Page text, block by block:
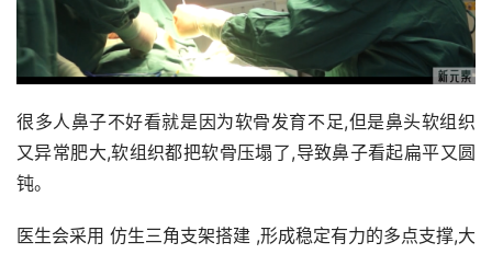
很多人鼻子不好看就是因为软骨发育不足,但是鼻头软组织
又异常肥大,软组织都把软骨压塌了,导致鼻子看起扁平又圆
钝。
医生会采用 仿生三角支架搭建 ,形成稳定有力的多点支撑,大